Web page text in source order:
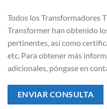
Todos los Transformadores
Transformer han obtenido
pertinentes, así como
etc. Para obtener más
adicionales, póngase en
ENVIAR CONSULTA